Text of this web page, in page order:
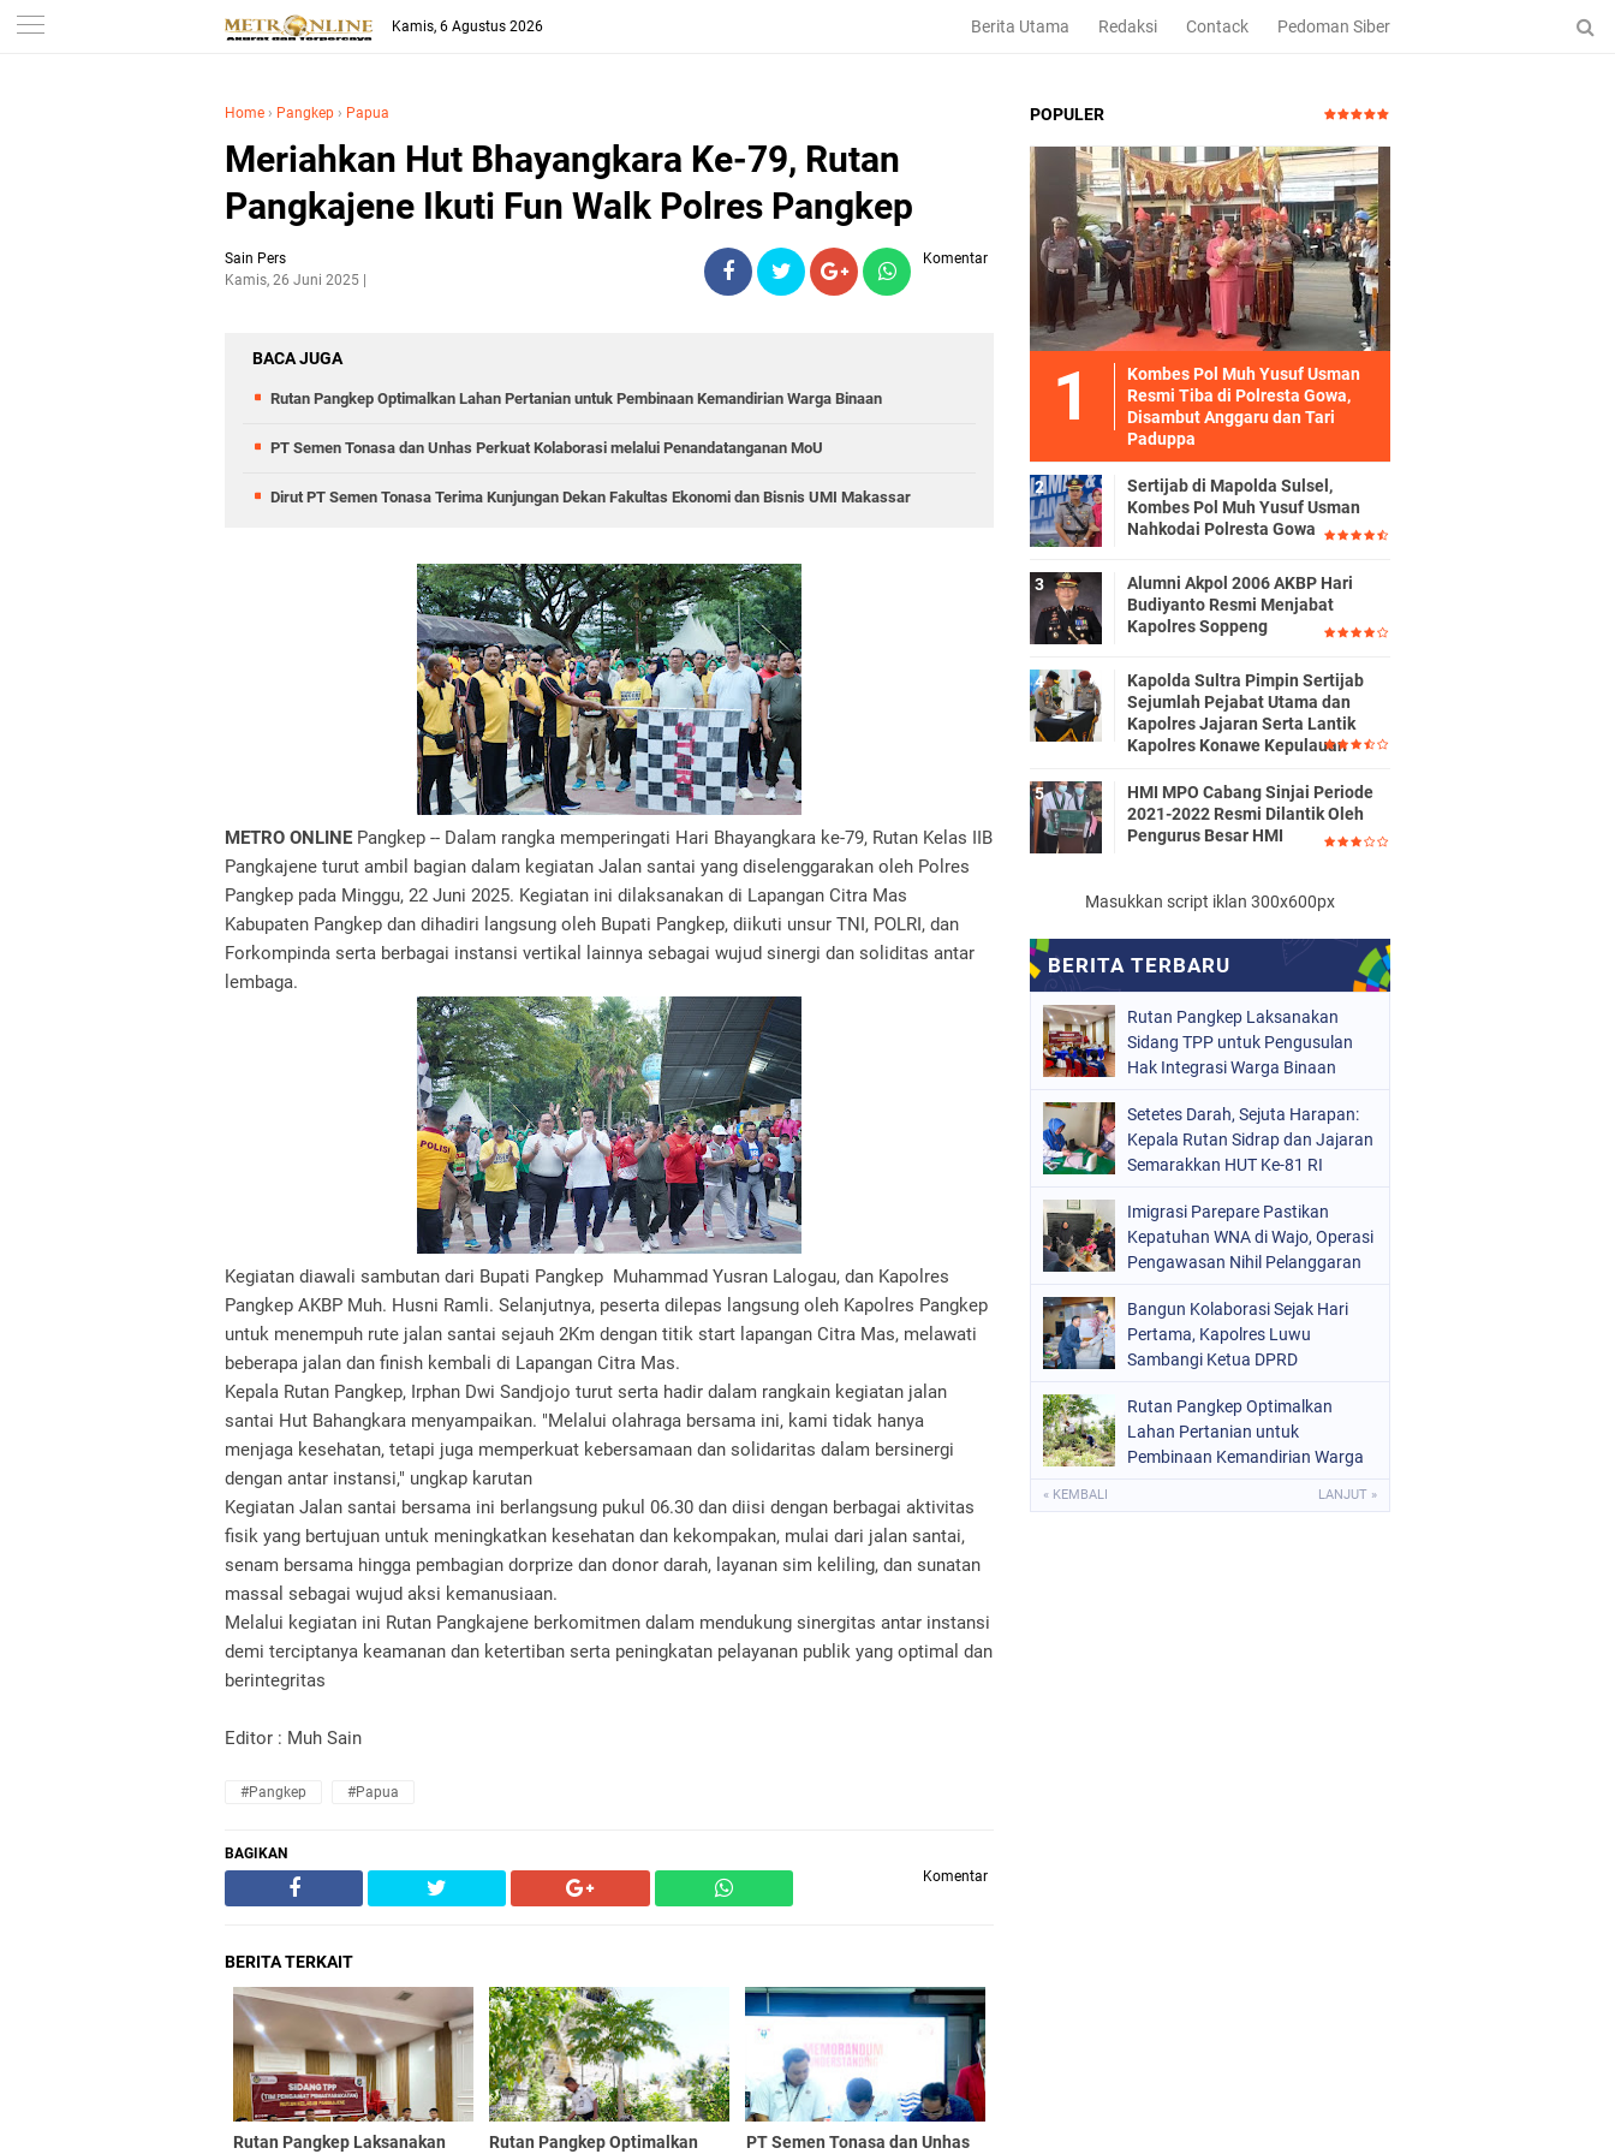
Kamis, 6 Agustus 2026 Berita Utama Redaksi Contack Pedoman Siber
Home › Pangkep › Papua
Meriahkan Hut Bhayangkara Ke-79, Rutan
Pangkajene Ikuti Fun Walk Polres Pangkep
Sain Pers
Kamis, 26 Juni 2025
Komentar
BACA JUGA
Rutan Pangkep Optimalkan Lahan Pertanian untuk Pembinaan Kemandirian Warga Binaan
PT Semen Tonasa dan Unhas Perkuat Kolaborasi melalui Penandatanganan MoU
Dirut PT Semen Tonasa Terima Kunjungan Dekan Fakultas Ekonomi dan Bisnis UMI Makassar
METRO ONLINE Pangkep -- Dalam rangka memperingati Hari Bhayangkara ke-79, Rutan Kelas IIB
Pangkajene turut ambil bagian dalam kegiatan Jalan santai yang diselenggarakan oleh Polres
Pangkep pada Minggu, 22 Juni 2025. Kegiatan ini dilaksanakan di Lapangan Citra Mas
Kabupaten Pangkep dan dihadiri langsung oleh Bupati Pangkep, diikuti unsur TNI, POLRI, dan
Forkompinda serta berbagai instansi vertikal lainnya sebagai wujud sinergi dan soliditas antar
lembaga.
Kegiatan diawali sambutan dari Bupati Pangkep Muhammad Yusran Lalogau, dan Kapolres
Pangkep AKBP Muh. Husni Ramli. Selanjutnya, peserta dilepas langsung oleh Kapolres Pangkep
untuk menempuh rute jalan santai sejauh 2Km dengan titik start lapangan Citra Mas, melawati
beberapa jalan dan finish kembali di Lapangan Citra Mas.
Kepala Rutan Pangkep, Irphan Dwi Sandjojo turut serta hadir dalam rangkain kegiatan jalan
santai Hut Bahangkara menyampaikan. "Melalui olahraga bersama ini, kami tidak hanya
menjaga kesehatan, tetapi juga memperkuat kebersamaan dan solidaritas dalam bersinergi
dengan antar instansi," ungkap karutan
Kegiatan Jalan santai bersama ini berlangsung pukul 06.30 dan diisi dengan berbagai aktivitas
fisik yang bertujuan untuk meningkatkan kesehatan dan kekompakan, mulai dari jalan santai,
senam bersama hingga pembagian dorprize dan donor darah, layanan sim keliling, dan sunatan
massal sebagai wujud aksi kemanusiaan.
Melalui kegiatan ini Rutan Pangkajene berkomitmen dalam mendukung sinergitas antar instansi
demi terciptanya keamanan dan ketertiban serta peningkatan pelayanan publik yang optimal dan
berintegritas
Editor : Muh Sain
#Pangkep #Papua
BAGIKAN
Komentar
BERITA TERKAIT
Rutan Pangkep Laksanakan Rutan Pangkep Optimalkan PT Semen Tonasa dan Unhas
POPULER
Kombes Pol Muh Yusuf Usman
Resmi Tiba di Polresta Gowa,
Disambut Anggaru dan Tari
Paduppa
Sertijab di Mapolda Sulsel,
Kombes Pol Muh Yusuf Usman
Nahkodai Polresta Gowa
Alumni Akpol 2006 AKBP Hari
Budiyanto Resmi Menjabat
Kapolres Soppeng
Kapolda Sultra Pimpin Sertijab
Sejumlah Pejabat Utama dan
Kapolres Jajaran Serta Lantik
Kapolres Konawe Kepulauan
HMI MPO Cabang Sinjai Periode
2021-2022 Resmi Dilantik Oleh
Pengurus Besar HMI
Masukkan script iklan 300x600px
Rutan Pangkep Laksanakan
Sidang TPP untuk Pengusulan
Hak Integrasi Warga Binaan
Setetes Darah, Sejuta Harapan:
Kepala Rutan Sidrap dan Jajaran
Semarakkan HUT Ke-81 RI
Imigrasi Parepare Pastikan
Kepatuhan WNA di Wajo, Operasi
Pengawasan Nihil Pelanggaran
Bangun Kolaborasi Sejak Hari
Pertama, Kapolres Luwu
Sambangi Ketua DPRD
Rutan Pangkep Optimalkan
Lahan Pertanian untuk
Pembinaan Kemandirian Warga
« KEMBALI LANJUT »